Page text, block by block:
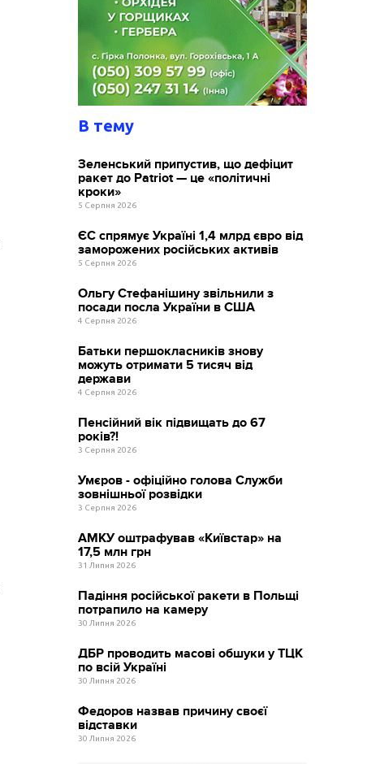
В тему
Зеленський припустив, що дефіцит
ракет до Patriot — це «політичні
кроки»
5 Серпня 2026
ЄС спрямує Україні 1,4 млрд євро від
заморожених російських активів
5 Серпня 2026
Ольгу Стефанішину звільнили з
посади посла України в США
4 Серпня 2026
Батьки першокласників знову
можуть отримати 5 тисяч від
держави
4 Серпня 2026
Пенсійний вік підвищать до 67
років?!
3 Серпня 2026
Умєров - офіційно голова Служби
зовнішньої розвідки
3 Серпня 2026
АМКУ оштрафував «Київстар» на
17,5 млн грн
31 Липня 2026
Падіння російської ракети в Польщі
потрапило на камеру
30 Липня 2026
ДБР проводить масові обшуки у ТЦК
по всій Україні
30 Липня 2026
Федоров назвав причину своєї
відставки
30 Липня 2026